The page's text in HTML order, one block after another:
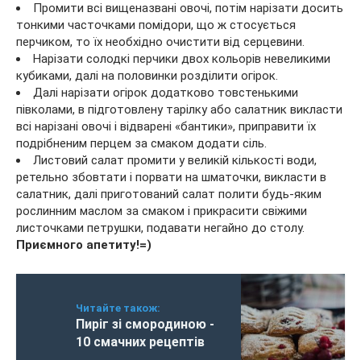
Промити всі вищеназвані овочі, потім нарізати досить
тонкими часточками помідори, що ж стосується
перчиком, то їх необхідно очистити від серцевини.
Нарізати солодкі перчики двох кольорів невеликими
кубиками, далі на половинки розділити огірок.
Далі нарізати огірок додатково товстенькими
півколами, в підготовлену тарілку або салатник викласти
всі нарізані овочі і відварені «бантики», приправити їх
подрібненим перцем за смаком додати сіль.
Листовий салат промити у великій кількості води,
ретельно збовтати і порвати на шматочки, викласти в
салатник, далі приготований салат полити будь-яким
рослинним маслом за смаком і прикрасити свіжими
листочками петрушки, подавати негайно до столу.
Приємного апетиту!=)
Читайте також:
Пиріг зі смородиною -
10 смачних рецептів